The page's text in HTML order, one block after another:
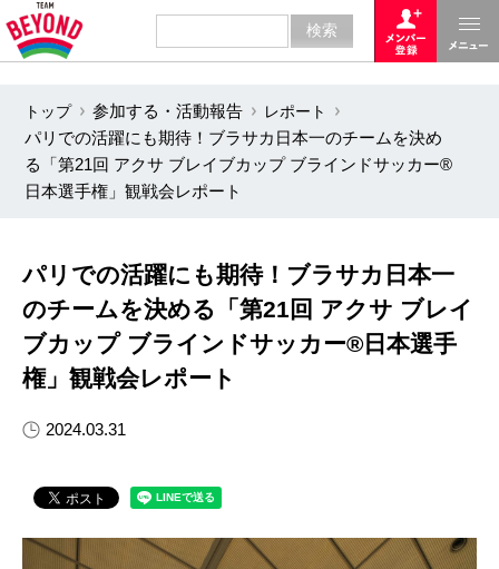
トップ 参加する・活動報告
レポート
パリでの活躍にも期待！ブラサカ日本一のチームを決め
る「第21回 アクサ ブレイブカップ ブラインドサッカー®
日本選手権」観戦会レポート
パリでの活躍にも期待！ブラサカ日本一
のチームを決める「第21回 アクサ ブレイ
ブカップ ブラインドサッカー®日本選手
権」観戦会レポート
2024.03.31